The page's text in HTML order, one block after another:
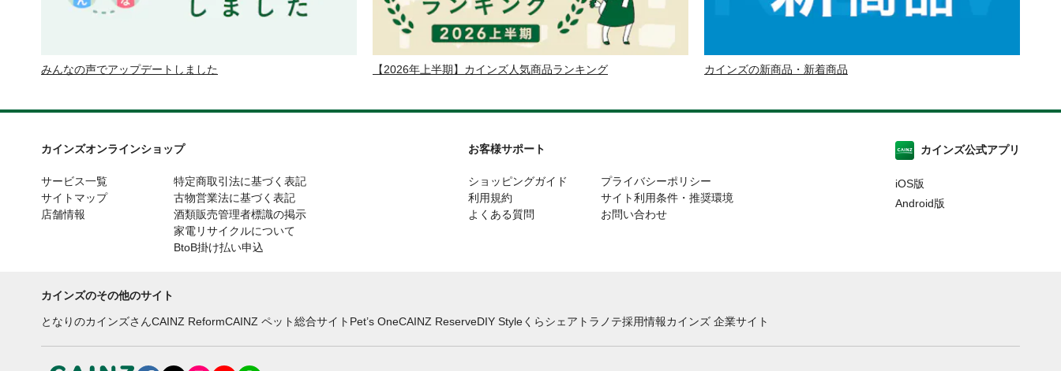
みんなの声でアップデートしました 【2026年上半期】カインズ人気商品ランキング カインズの新商品・新着商品
カインズオンラインショップ
サービス一覧
サイトマップ
店舗情報
特定商取引法に基づく表記
古物営業法に基づく表記
酒類販売管理者標識の掲示
家電リサイクルについて
BtoB掛け払い申込
お客様サポート
ショッピングガイド
利用規約
よくある質問
プライバシーポリシー
サイト利用条件・推奨環境
お問い合わせ
カインズ公式アプリ
iOS版
Android版
カインズのその他のサイト
となりのカインズさんCAINZ ReformCAINZ ペット総合サイト Pet’s OneCAINZ ReserveDIY Styleくらシェア トラノテ採用情報カインズ 企業サイト